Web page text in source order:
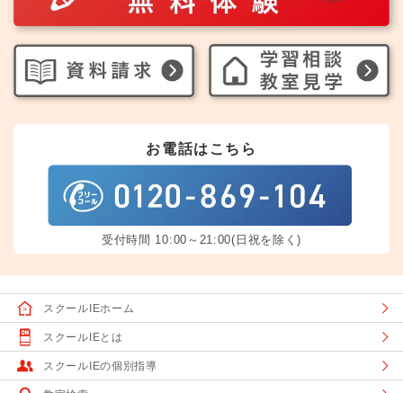
お電話はこちら
受付時間 10:00～21:00(日祝を除く)
スクールIEホーム
スクールIEとは
スクールIEの個別指導